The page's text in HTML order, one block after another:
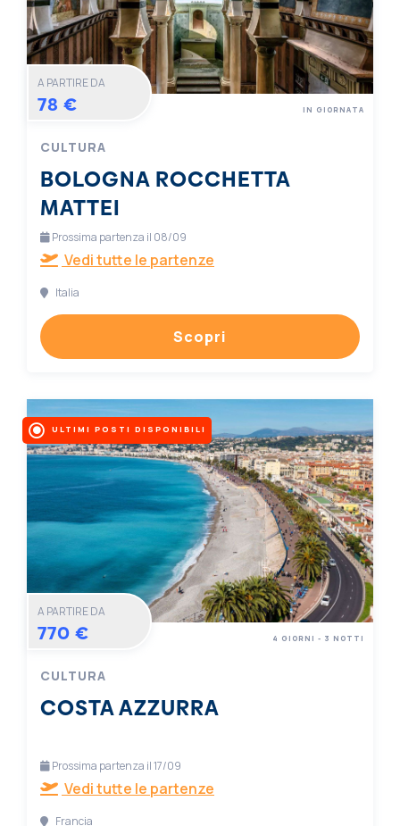
A PARTIRE DA
78 €
CULTURA
BOLOGNA ROCCHETTA
MATTEI
IN GIORNATA
Prossima partenza il 08/09
Vedi tutte le partenze
Italia
Scopri
ULTIMI POSTI DISPONIBILI
A PARTIRE DA
770 €
CULTURA
COSTA AZZURRA
4 GIORNI - 3 NOTTI
Prossima partenza il 17/09
Vedi tutte le partenze
Francia